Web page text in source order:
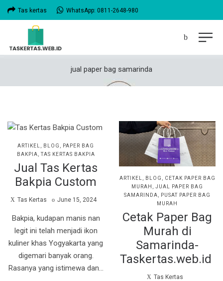
Tas kertas WhatsApp: 0811-2648-980
jual paper bag samarinda
POSTED
IN
ARTIKEL BLOG
PAPER BAG
BAKPIA TAS KERTAS BAKPIA
Jual Tas Kertas
Bakpia Custom
by
Tas Kertas
Posted
June 15, 2024
Bakpia, kudapan manis nan
legit ini telah menjadi ikon
kuliner khas Yogyakarta yang
digemari banyak orang.
Rasanya yang istimewa dan…
POSTED
ARTIKEL BLOG
CETAK PAPER BAG
MURAH
JUAL PAPER BAG
SAMARINDA
PUSAT PAPER BAG
MURAH
Cetak Paper Bag
Murah di
Samarinda-
Taskertas.web.id
by
Tas Kertas